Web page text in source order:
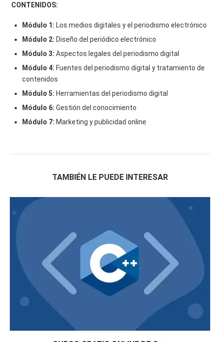
CONTENIDOS:
Módulo 1: Los medios digitales y el periodismo electrónico
Módulo 2: Diseño del periódico electrónico
Módulo 3: Aspectos legales del periodismo digital
Módulo 4: Fuentes del periodismo digital y tratamiento de
contenidos
Módulo 5: Herramientas del periodismo digital
Módulo 6: Gestión del conocimiento
Módulo 7: Marketing y publicidad online
TAMBIÉN LE PUEDE INTERESAR